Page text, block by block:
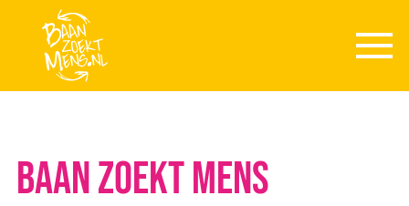
Skip to main content
Baan zoekt Mens